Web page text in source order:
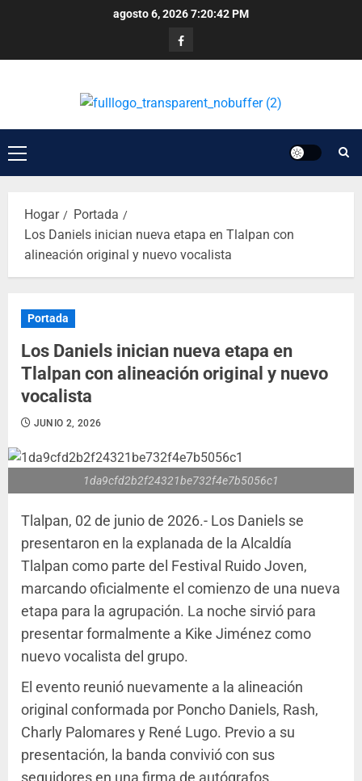
agosto 6, 20267:20:43 PM
Hogar
Portada
Los Daniels inician nueva etapa en Tlalpan con
alineación original y nuevo vocalista
Portada
Los Daniels inician nueva etapa en
Tlalpan con alineación original y nuevo
vocalista
JUNIO 2, 2026
1da9cfd2b2f24321be732f4e7b5056c1
Tlalpan, 02 de junio de 2026.- Los Daniels se
presentaron en la explanada de la Alcaldía
Tlalpan como parte del Festival Ruido Joven,
marcando oficialmente el comienzo de una nueva
etapa para la agrupación. La noche sirvió para
presentar formalmente a Kike Jiménez como
nuevo vocalista del grupo.
El evento reunió nuevamente a la alineación
original conformada por Poncho Daniels, Rash,
Charly Palomares y René Lugo. Previo a su
presentación, la banda convivió con sus
seguidores en una firma de autógrafos.